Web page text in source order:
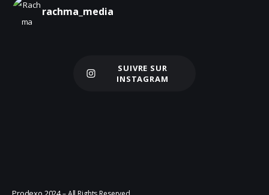
rachma_media
Charger plus
SUIVRE SUR
INSTAGRAM